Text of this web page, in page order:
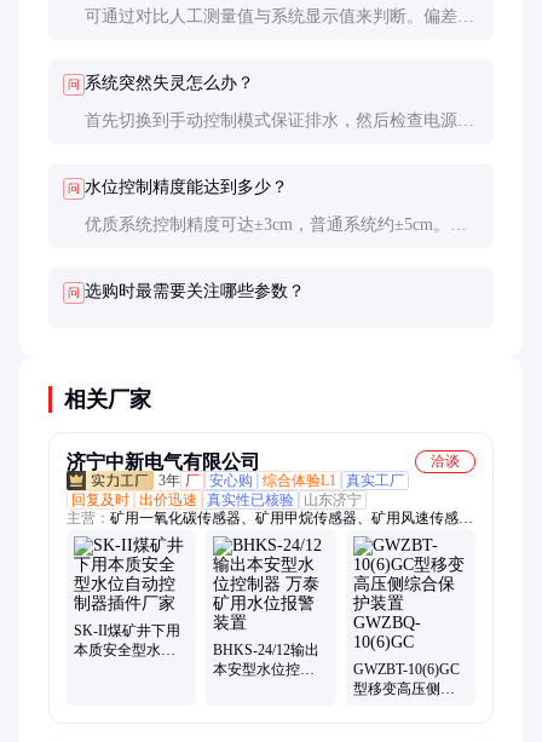
可通过对比人工测量值与系统显示值来判断。偏差超
问 系统突然失灵怎么办？
首先切换到手动控制模式保证排水，然后检查电源、
问 水位控制精度能达到多少？
优质系统控制精度可达±3cm，普通系统约±5cm。精
问 选购时最需要关注哪些参数？
相关厂家
济宁中新电气有限公司
洽谈
3年 厂 安心购 综合体验L1 真实工厂
回复及时 出价迅速 真实性已核验
山东济宁
主营： 矿用一氧化碳传感器、矿用甲烷传感器、矿用风速传感
器、煤矿用激光甲烷传感器、煤矿用低浓度甲烷传感器、煤矿用
一氧化碳传感器、矿用氧气传感器、矿用压力传感器、矿用二氧
化碳传感器、矿用负压传感器、矿用风压传感器、矿用二氧化氮
传感器、矿用差压传感器、矿用管道压力传感器、矿用温湿度传
感器、矿用二氧化硫传感器、矿用温度传感器、矿用投入式液位
传感器、开停传感器、矿用硫化氢传感器、矿用烟雾传感器、矿
用双向风速传感器、矿用风速风向传感器、矿用氢气传感器
SK-II煤矿井下用
本质安全型水位
BHKS-24/12输出
本安型水位控制
GWZBT-10(6)GC
型移变高压侧综